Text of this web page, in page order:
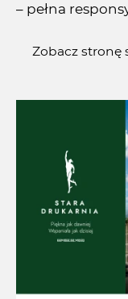
– pełna
Zobacz stronę